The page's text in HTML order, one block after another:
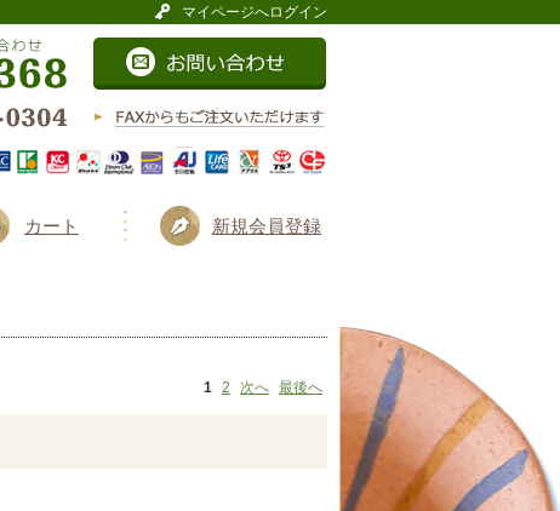
マイページへログイン
カート 新規会員登録
1 2 次へ 最後へ